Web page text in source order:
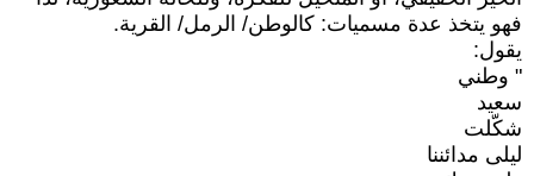
فهو يتخذ عدة مسميات: كالوطن/ الرمل/ القرية.
يقول:
" وطني
سعيد
شكّلت
ليلى مدائننا